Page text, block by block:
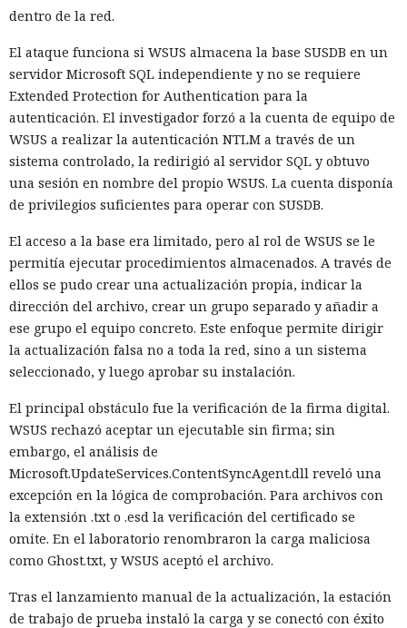
dentro de la red.
El ataque funciona si WSUS almacena la base SUSDB en un
servidor Microsoft SQL independiente y no se requiere
Extended Protection for Authentication para la
autenticación. El investigador forzó a la cuenta de equipo de
WSUS a realizar la autenticación NTLM a través de un
sistema controlado, la redirigió al servidor SQL y obtuvo
una sesión en nombre del propio WSUS. La cuenta disponía
de privilegios suficientes para operar con SUSDB.
El acceso a la base era limitado, pero al rol de WSUS se le
permitía ejecutar procedimientos almacenados. A través de
ellos se pudo crear una actualización propia, indicar la
dirección del archivo, crear un grupo separado y añadir a
ese grupo el equipo concreto. Este enfoque permite dirigir
la actualización falsa no a toda la red, sino a un sistema
seleccionado, y luego aprobar su instalación.
El principal obstáculo fue la verificación de la firma digital.
WSUS rechazó aceptar un ejecutable sin firma; sin
embargo, el análisis de
Microsoft.UpdateServices.ContentSyncAgent.dll reveló una
excepción en la lógica de comprobación. Para archivos con
la extensión .txt o .esd la verificación del certificado se
omite. En el laboratorio renombraron la carga maliciosa
como Ghost.txt, y WSUS aceptó el archivo.
Tras el lanzamiento manual de la actualización, la estación
de trabajo de prueba instaló la carga y se conectó con éxito